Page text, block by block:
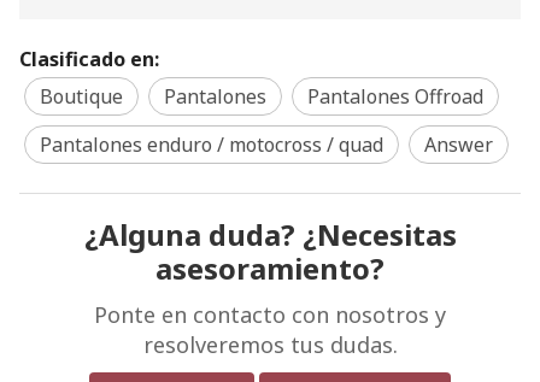
Clasificado en:
Boutique
Pantalones
Pantalones Offroad
Pantalones enduro / motocross / quad
Answer
¿Alguna duda? ¿Necesitas
asesoramiento?
Ponte en contacto con nosotros y
resolveremos tus dudas.